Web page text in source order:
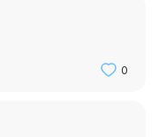
층의 모습에서 절정에 이
이는 매력적인 소설
성된다. 총 10장으로 구성
0